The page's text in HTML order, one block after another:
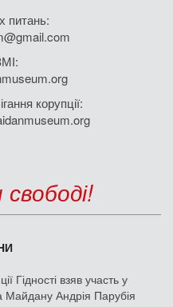
питань:
корупції:
Гідності взяв участь у
Майдану Андрія Парубія